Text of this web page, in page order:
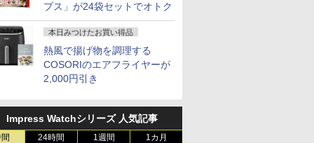
プス」が24袋セットでオトク
本日みつけたお買い得品
熱風で揚げ物を調理する
COSORIのエアフライヤーが
2,000円引き
Impress Watchシリーズ 人気記事
24時間 1週間 1カ月